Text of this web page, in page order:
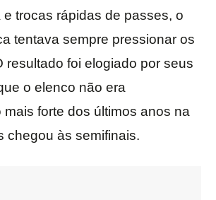
e trocas rápidas de passes, o
tentava sempre pressionar os
resultado foi elogiado por seus
o elenco não era
forte dos últimos anos na
chegou às semifinais.